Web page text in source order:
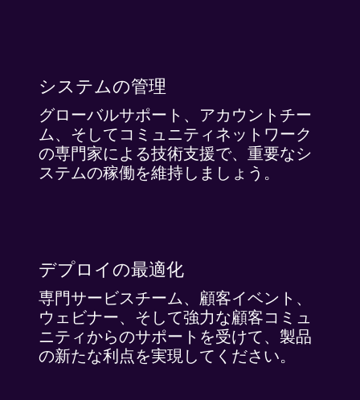
システムの管理
グローバルサポート、アカウントチー
ム、そしてコミュニティネットワーク
の専門家による技術支援で、重要なシ
ステムの稼働を維持しましょう。
デプロイの最適化
専門サービスチーム、顧客イベント、
ウェビナー、そして強力な顧客コミュ
ニティからのサポートを受けて、製品
の新たな利点を実現してください。